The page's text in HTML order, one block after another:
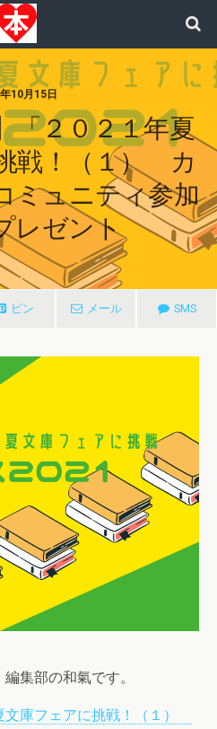
10月15日
「２０２１年夏
戦！（１） カ
ミュニティ参加
レゼント
ピン メール SMS
集部の和氣です。
文庫フェアに挑戦！（１）